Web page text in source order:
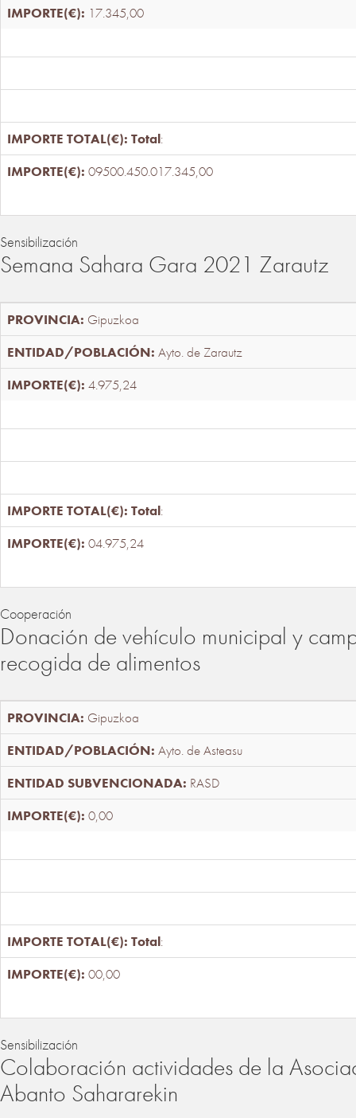
17.345,00
Total:
09500.450.017.345,00
Sensibilización
Semana Sahara Gara 2021 Zarautz
Gipuzkoa
Ayto. de Zarautz
4.975,24
Total:
04.975,24
Cooperación
Donación de vehículo municipal y
recogida de alimentos
Gipuzkoa
Ayto. de Asteasu
RASD
0,00
Total:
00,00
Sensibilización
Colaboración actividades de la
Abanto Sahararekin